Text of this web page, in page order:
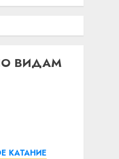
ВИДАМ
КАТАНИЕ